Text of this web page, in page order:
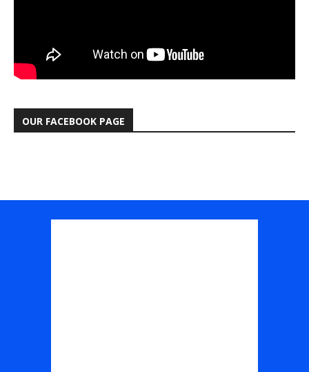
OUR FACEBOOK PAGE